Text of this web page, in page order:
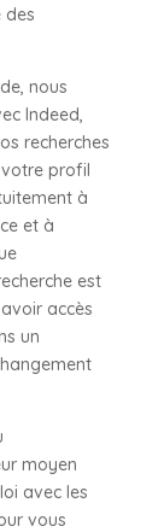
des
nous
Indeed,
recherches
profil
à
et à
est
accès
un
moyen
avec les
vous